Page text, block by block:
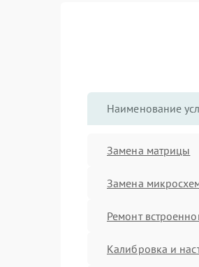
Наименование
Замена матрицы
Замена
Ремонт
Калибровка и